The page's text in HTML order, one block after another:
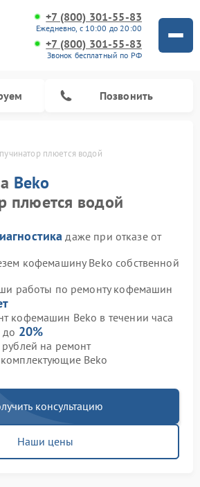
+7 (800) 301-55-83
Ежедневно, с 10:00 до 20:00
+7 (800) 301-55-83
Звонок бесплатный по РФ
Позвонить
плюется водой
Beko
плюется водой
даже при отказе от
кофемашину Beko собственной
работы по ремонту кофемашин
кофемашин Beko в течении часа
до 20%
на ремонт
Beko
консультацию
Наши цены